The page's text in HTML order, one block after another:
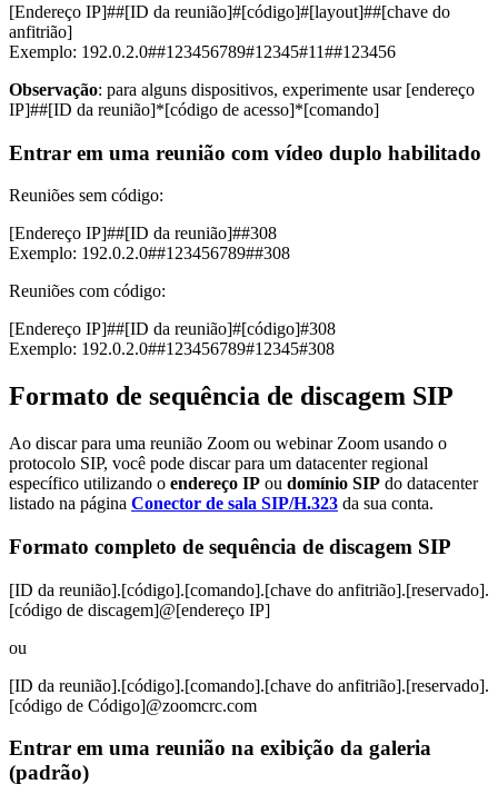
[Endereço IP]##[ID da reunião]#[código]#[layout]##[chave do
anfitrião]
Exemplo: 192.0.2.0##123456789#12345#11##123456
Observação: para alguns dispositivos, experimente usar [endereço
IP]##[ID da reunião]*[código de acesso]*[comando]
Entrar em uma reunião com vídeo duplo habilitado
Reuniões sem código:
[Endereço IP]##[ID da reunião]##308
Exemplo: 192.0.2.0##123456789##308
Reuniões com código:
[Endereço IP]##[ID da reunião]#[código]#308
Exemplo: 192.0.2.0##123456789#12345#308
Formato de sequência de discagem SIP
Ao discar para uma reunião Zoom ou webinar Zoom usando o
protocolo SIP, você pode discar para um datacenter regional
específico utilizando o endereço IP ou domínio SIP do datacenter
listado na página Conector de sala SIP/H.323 da sua conta.
Formato completo de sequência de discagem SIP
[ID da reunião].[código].[comando].[chave do anfitrião].[reservado].
[código de discagem]@[endereço IP]
ou
[ID da reunião].[código].[comando].[chave do anfitrião].[reservado].
[código de Código]@zoomcrc.com
Entrar em uma reunião na exibição da galeria
(padrão)